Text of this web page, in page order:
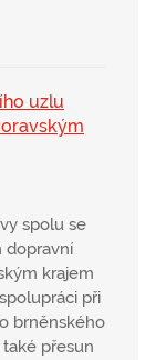
uzlu
spolu se
dopravní
krajem
při
brněnského
přesun